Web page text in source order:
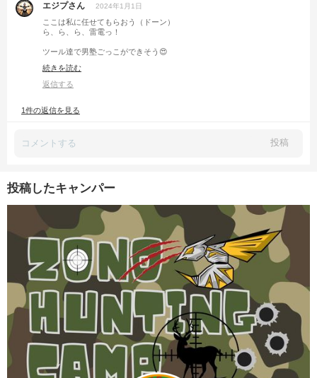
エジプさん 2024年1月1日
ここは私に任せてもらおう（ドーン）
ら、ら、ら、雷電っ！
ツール達で男塾ごっこができそう😍
あ、本年も宜しくお願い致します！！
続きを読む
返信する
1件の返信を見る
投稿
投稿したキャンパー